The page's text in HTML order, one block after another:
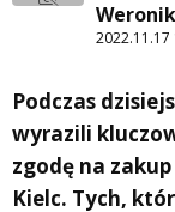
2022.11.17
Podczas
wyrazili
zgodę na
Kielc. Tych,